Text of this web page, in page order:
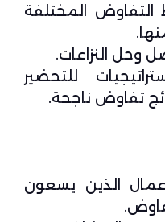
التفاوض المختلفة
وحل النزاعات.
للتحضير
تفاوض ناجحة.
الذين يسعون